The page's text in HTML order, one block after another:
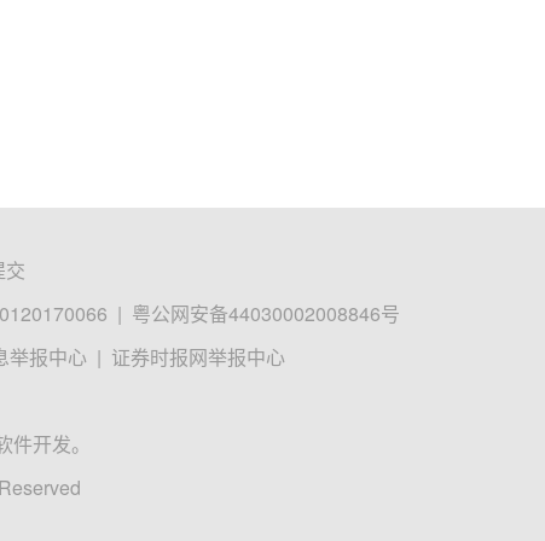
交
| 粤公网安备44030002008846号
举报中心 | 证券时报网举报中心
开发。